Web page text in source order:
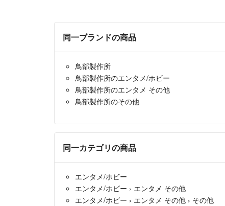
同一ブランドの商品
鳥部製作所
鳥部製作所のエンタメ/ホビー
鳥部製作所のエンタメ その他
鳥部製作所のその他
同一カテゴリの商品
エンタメ/ホビー
エンタメ/ホビー › エンタメ その他
エンタメ/ホビー › エンタメ その他 › その他